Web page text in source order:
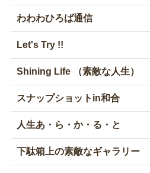
わわわひろば通信
Let's Try !!
Shining Life （素敵な人生）
スナップショットin和合
人生あ・ら・か・る・と
下駄箱上の素敵なギャラリー